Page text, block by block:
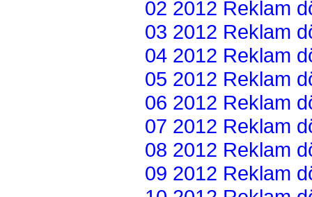
02 2012 Reklam
03 2012 Reklam
04 2012 Reklam
05 2012 Reklam
06 2012 Reklam
07 2012 Reklam
08 2012 Reklam
09 2012 Reklam